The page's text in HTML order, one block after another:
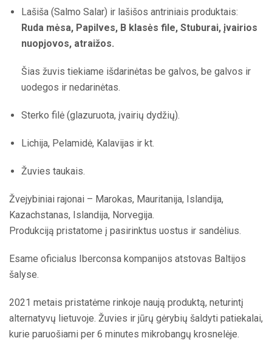
Lašiša (Salmo Salar) ir lašišos antriniais produktais:
Ruda mėsa, Papilves, B klasės file, Stuburai, įvairios
nuopjovos, atraižos.
Šias žuvis tiekiame išdarinėtas be galvos, be galvos ir
uodegos ir nedarinėtas.
Sterko filė (glazuruota, įvairių dydžių).
Lichija, Pelamidė, Kalavijas ir kt.
Žuvies taukais.
Žvejybiniai rajonai – Marokas, Mauritanija, Islandija,
Kazachstanas, Islandija, Norvegija.
Produkciją pristatome į pasirinktus uostus ir sandėlius.
Esame oficialus Iberconsa kompanijos atstovas Baltijos
šalyse.
2021 metais pristatėme rinkoje naują produktą, neturintį
alternatyvų lietuvoje. Žuvies ir jūrų gėrybių šaldyti patiekalai,
kurie paruošiami per 6 minutes mikrobangų krosnelėje.